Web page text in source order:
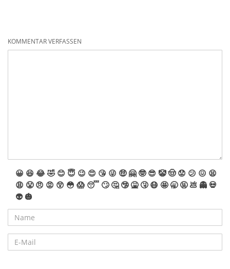
KOMMENTAR VERFASSEN
😀 😆 😂🤣 😊 😇 😉 😍 😘 😜 🤑 🤗 🤓 😎 🤡🤠 😟 😕 😖 😫
😩 😤 😠 😡 😲 😳 😱 😴 🙄 🤔 🤥 🤮 🤧 😷 🤩 🥱 🤬 💩 👻 💀
👽 🎃